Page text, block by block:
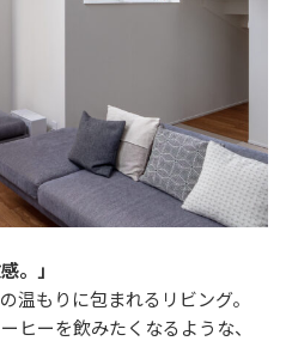
。」
温もりに包まれるリビング。
ヒーを飲みたくなるような、